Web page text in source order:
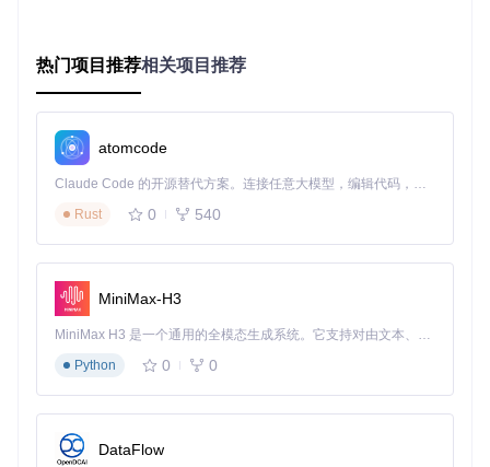
和备份操作，全过程无需人工干预。
功能进阶组合
多账号同时登录设置
打开工具"高级选项"
设置允许的实例数量
通过工具启动应用即可实现多开
💡 技巧：多开数量建议不超过3个，避免影响软件性能
5秒完成补丁校验
点击主界面"验证"按钮
工具自动对比文件哈希值
热门项目推荐相关项目推荐
atomcode
Claude Code 的开源替代方案。连接任意大模型，编辑代码，运行命令，自动验证 — 全自动执行。用 Rust 构建，极致性能。 ｜ An open-source alternative to Claude Code. Connect any LLM, edit code, run commands, and verify changes — autonomously. Built in Rust for speed. Get Started
Rust
0 540
MiniMax-H3
MiniMax H3 是一个通用的全模态生成系统。它支持对由文本、图像、视频和音频组成的多模态上下文进行统一理解，并能生成分辨率高达 2K、时长可达 15 秒的带原生立体声音频的视频。得益于面向任务泛化的系统设计，H3 在预训练阶段就已具备广泛的多模态上下文理解与生成能力，能够出色地执行复杂的多模态指令。
Python
0 0
DataFlow